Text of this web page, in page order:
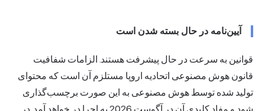
آیین‌نامه در حال بسته شدن است
قوانین به سرعت در حال پیشرفت هستند. الزامات شفافیت
قانون هوش مصنوعی اتحادیه اروپا مستلزم آن است که محتوای
تولید شده توسط هوش مصنوعی به این صورت برچسب‌گذاری